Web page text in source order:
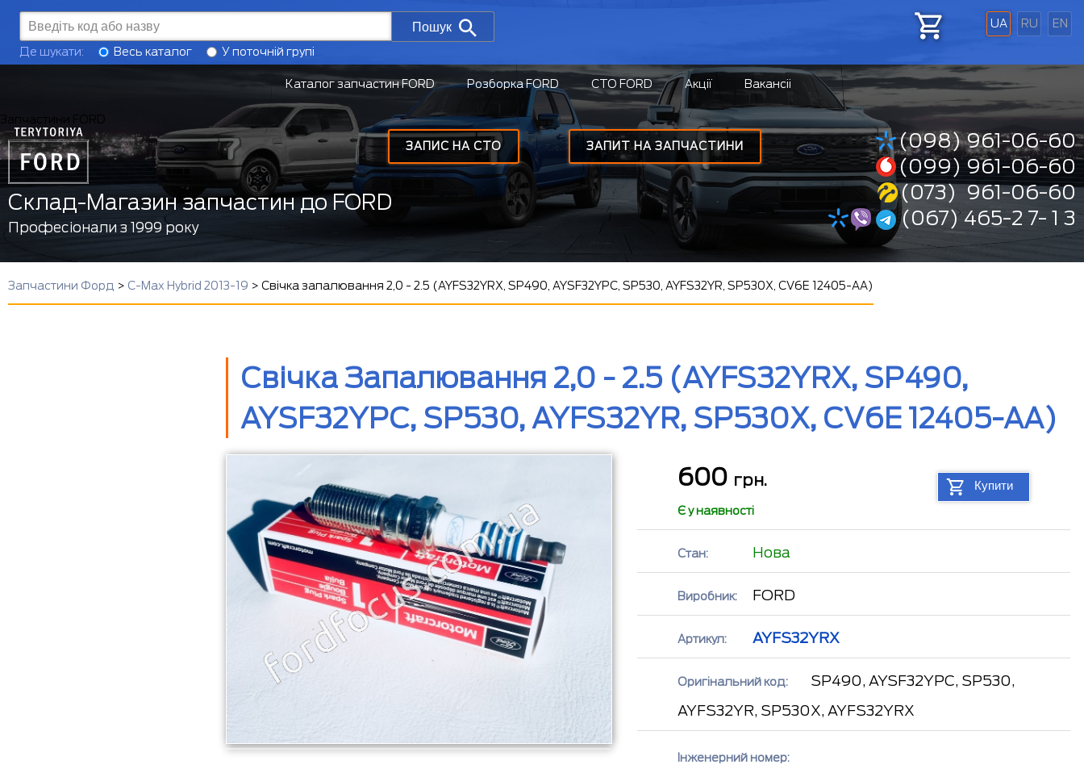
UA RU EN
ЗАПИТ НА ЗАПЧАСТИНИ
ЗАПИС НА СТО
Пошук
Де шукати: Весь каталог У поточній групі
Каталог запчастин FORD Розборка FORD СТО FORD Акції Вакансіі
Склад-Магазин запчастин до FORD
Професіонали з 1999 року
(098) 961-06-60
(099) 961-06-60
(073) 961-06-60
(067) 465-2 7- 1 3
Запчастини Форд > C-Max Hybrid 2013-19 > Свічка запалювання 2,0 - 2.5 (AYFS32YRX, SP490, AYSF32YPC, SP530, AYFS32YR, SP530X, CV6E 12405-AA)
Свічка Запалювання 2,0 - 2.5 (AYFS32YRX, SP490,
AYSF32YPC, SP530, AYFS32YR, SP530X, CV6E 12405-AA)
600 грн. Купити
Є у наявності
Стан: Нова
Виробник: FORD
Артикул: AYFS32YRX
Оригінальний код:
SP490, AYSF32YPC, SP530,
AYFS32YR, SP530X, AYFS32YRX
Інженерний номер: